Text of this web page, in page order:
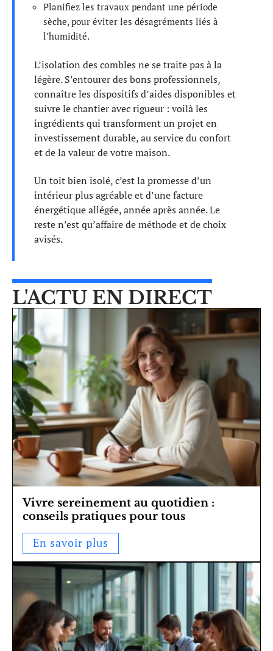
Planifiez les travaux pendant une période
sèche, pour éviter les désagréments liés à
l’humidité.
L’isolation des combles ne se traite pas à la
légère. S’entourer des bons professionnels,
connaître les dispositifs d’aides disponibles et
suivre le chantier avec rigueur : voilà les
ingrédients qui transforment un projet en
investissement durable, au service du confort
et de la valeur de votre maison.
Un toit bien isolé, c’est la promesse d’un
intérieur plus agréable et d’une facture
énergétique allégée, année après année. Le
reste n’est qu’affaire de méthode et de choix
avisés.
L'ACTU EN DIRECT
Vivre sereinement au quotidien :
conseils pratiques pour tous
En savoir plus